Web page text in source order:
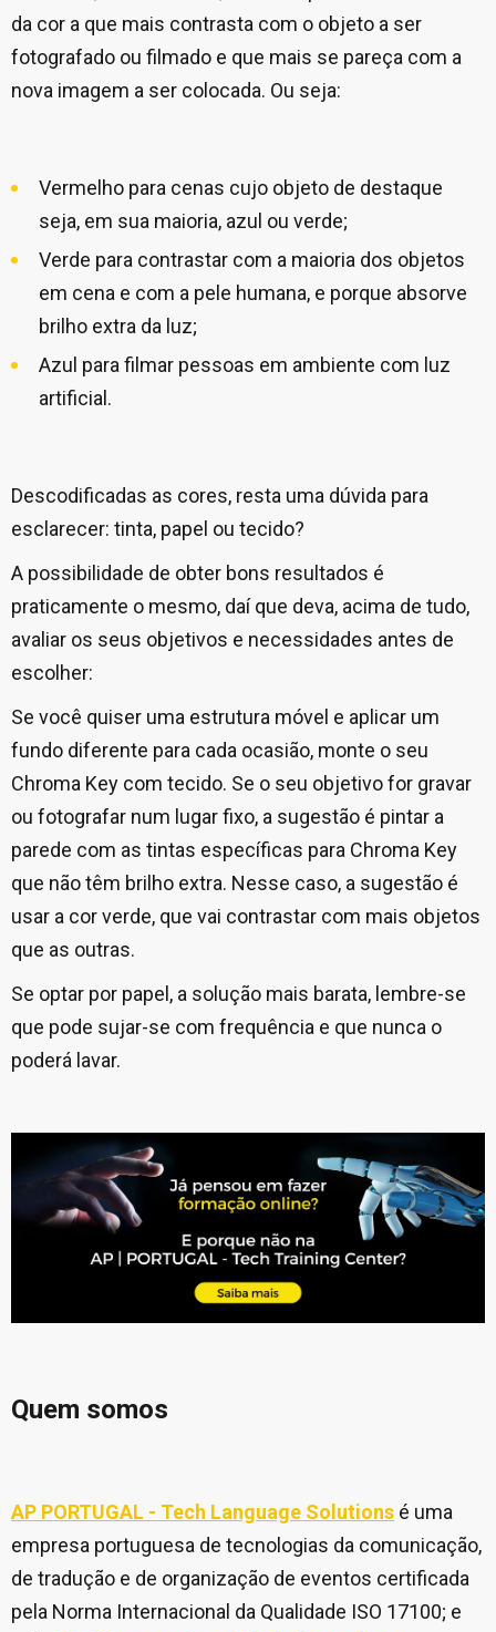
da cor a que mais contrasta com o objeto a ser
fotografado ou filmado e que mais se pareça com a
nova imagem a ser colocada. Ou seja:
Vermelho para cenas cujo objeto de destaque
seja, em sua maioria, azul ou verde;
Verde para contrastar com a maioria dos objetos
em cena e com a pele humana, e porque absorve
brilho extra da luz;
Azul para filmar pessoas em ambiente com luz
artificial.
Descodificadas as cores, resta uma dúvida para
esclarecer: tinta, papel ou tecido?
A possibilidade de obter bons resultados é
praticamente o mesmo, daí que deva, acima de tudo,
avaliar os seus objetivos e necessidades antes de
escolher:
Se você quiser uma estrutura móvel e aplicar um
fundo diferente para cada ocasião, monte o seu
Chroma Key com tecido. Se o seu objetivo for gravar
ou fotografar num lugar fixo, a sugestão é pintar a
parede com as tintas específicas para Chroma Key
que não têm brilho extra. Nesse caso, a sugestão é
usar a cor verde, que vai contrastar com mais objetos
que as outras.
Se optar por papel, a solução mais barata, lembre-se
que pode sujar-se com frequência e que nunca o
poderá lavar.
Quem somos
AP PORTUGAL - Tech Language Solutions é uma
empresa portuguesa de tecnologias da comunicação,
de tradução e de organização de eventos certificada
pela Norma Internacional da Qualidade ISO 17100; e